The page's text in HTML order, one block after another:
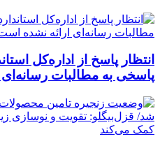
انتظار پاسخ از اداره‌کل
پاسخی به مطالبات